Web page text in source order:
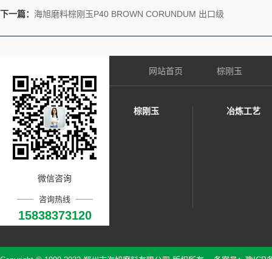
下一篇： 海旭磨料棕刚玉P40 BROWN CORUNDUM 出口级
微信咨询
咨询热线
15838373120
网站首页 棕刚玉
棕刚玉 冶炼工艺